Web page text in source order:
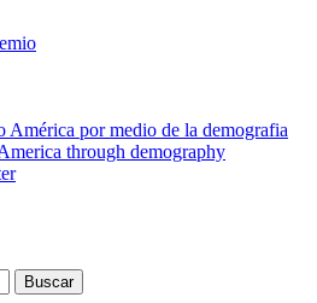
América por medio de la demografia
through demography